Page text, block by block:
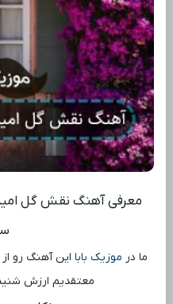
معرفی آهنگ نقش گل
ما در موزیک بابا این آهنگ رو
معتقدیم ارزش